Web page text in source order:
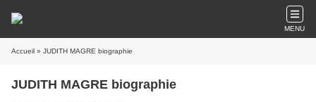
MENU
Accueil » JUDITH MAGRE biographie
JUDITH MAGRE biographie